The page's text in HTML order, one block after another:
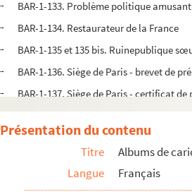
BAR-1-133. Problème politique amusant
BAR-1-134. Restaurateur de la France
BAR-1-135 et 135 bis. Ruinepublique
BAR-1-136. Siège de Paris - brevet de
BAR-1-137. Siège de Paris - certificat de
BAR-1-138. Souvenir de 1871. La
BAR-1-139. Tenue de campagne des
BAR-1-140. Souviens-toi
BAR-1-141. Surprise. Avis au public
Présentation du contenu
Titre
Albums de
Langue
Français